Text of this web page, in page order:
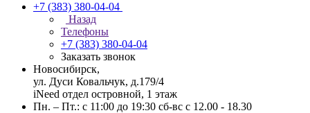
+7 (383) 380-04-04
Назад
Телефоны
+7 (383) 380-04-04
Заказать звонок
Новосибирск,
ул. Дуси Ковальчук, д.179/4
iNeed отдел островной, 1 этаж
Пн. – Пт.: с 11:00 до 19:30 сб-вс с 12.00 - 18.30